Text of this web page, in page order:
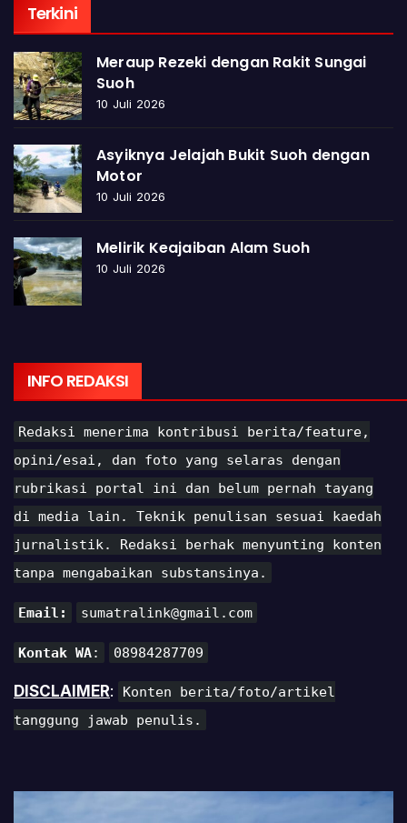
Terkini
Meraup Rezeki dengan Rakit Sungai
Suoh
10 Juli 2026
Asyiknya Jelajah Bukit Suoh dengan
Motor
10 Juli 2026
Melirik Keajaiban Alam Suoh
10 Juli 2026
INFO REDAKSI
Redaksi menerima kontribusi berita/feature,
opini/esai, dan foto yang selaras dengan
rubrikasi portal ini dan belum pernah tayang
di media lain. Teknik penulisan sesuai kaedah
jurnalistik. Redaksi berhak menyunting konten
tanpa mengabaikan substansinya.
Email: sumatralink@gmail.com
Kontak WA: 08984287709
DISCLAIMER:
Konten berita/foto/artikel
tanggung jawab penulis.